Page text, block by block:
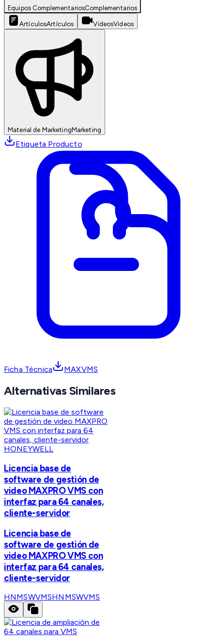
Equipos ComplementariosComplementarios
ArtículosArtículos VideosVideos
Material de MarketingMarketing
Etiqueta Producto
Ficha Técnica MAXVMS
Alternativas Similares
HONEYWELL
Licencia base de
software de gestión de
video MAXPRO VMS con
interfaz para 64 canales,
cliente-servidor
Licencia base de
software de gestión de
video MAXPRO VMS con
interfaz para 64 canales,
cliente-servidor
HNMSWVMSHNMSWVMS